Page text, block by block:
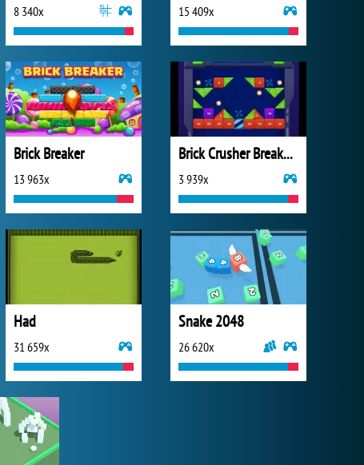
8 340x 15 409x
Brick Breaker
13 963x
Brick Crusher Breaker Ball
3 939x
Had
31 659x
Snake 2048
26 620x